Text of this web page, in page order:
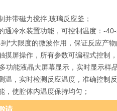
并带磁力搅拌,玻璃反应釜；
通冷水装置功能，可控制温度：-
*大限度的微波作用，保证反应产
摸屏操作，所有参数可编程式控制
功能液晶大屏幕显示，实时显示样
温，实时检测反应温度，准确控
，使腔体内温度保持均匀；
0~9999s可调；